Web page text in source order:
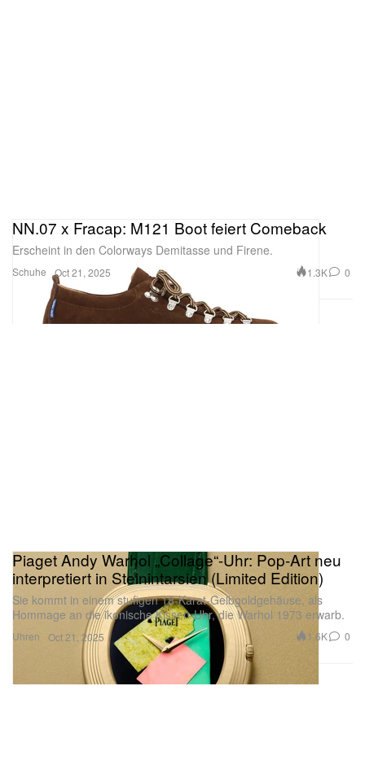
Schuhe
NN.07 x Fracap: M121 Boot feiert Comeback
Erscheint in den Colorways Demitasse und Firene.
Oct 21, 2025 1.3K 0
Uhren
Piaget Andy Warhol „Collage“-Uhr: Pop-Art neu
interpretiert in Steinintarsien (Limited Edition)
Sie kommt in einem stufigen 18-Karat-Gelbgoldgehäuse, als
Hommage an die ikonische Kissen-Uhr, die Warhol 1973 erwarb.
Oct 21, 2025 1.6K 0